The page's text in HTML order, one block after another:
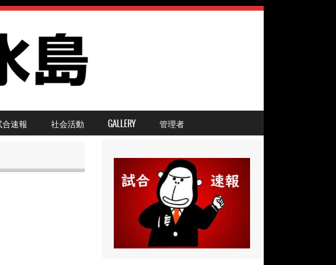
合速報 社会活動 GALLERY 管理者